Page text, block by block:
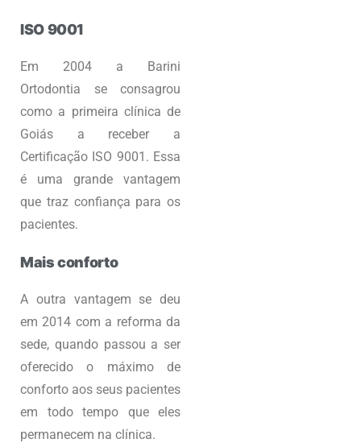
ISO 9001
Em 2004 a Barini
Ortodontia se consagrou
como a primeira clínica de
Goiás a receber a
Certificação ISO 9001. Essa
é uma grande vantagem
que traz confiança para os
pacientes.
Mais conforto
A outra vantagem se deu
em 2014 com a reforma da
sede, quando passou a ser
oferecido o máximo de
conforto aos seus pacientes
em todo tempo que eles
permanecem na clínica.